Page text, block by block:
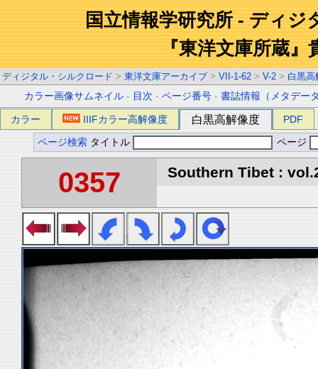
国立情報学研究所 - ディジ
『東洋文庫所蔵』
ディジタル・シルクロード > 東洋文庫アーカイブ > VII-1-62 > V-2 > 白黒高
カラー画像サムネイル - 目次 -ページ番号 -書誌情報（メタデー
カラー IIIFカラー高解像度 白黒高解像度 PDF
ページ検索 タイトル ページ
0357 Southern Tibet :